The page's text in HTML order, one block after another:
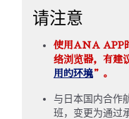
请注意
使用ANA APP
络浏览器，有建
用的环境”。
与日本国内合作
班，变更为通过